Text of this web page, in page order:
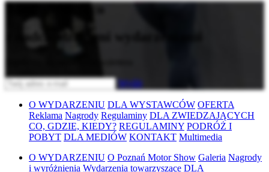
Bądź na bieżąco
z nadchodzącymi wydarzeniami
Wyślij
O WYDARZENIU DLA WYSTAWCÓW OFERTA
Reklama Nagrody Regulaminy DLA ZWIEDZAJĄCYCH
CO, GDZIE, KIEDY? REGULAMINY PODRÓŻ I
POBYT DLA MEDIÓW KONTAKT Multimedia
O WYDARZENIU O Poznań Motor Show Galeria Nagrody
i wyróżnienia Wydarzenia towarzyszące DLA